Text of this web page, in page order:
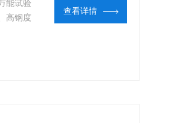
能试验
高钢度
查看详情